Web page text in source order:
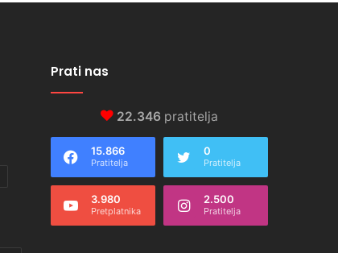
Prati nas
22.346 pratitelja
15.866
Pratitelja
0
Pratitelja
3.980
Pretplatnika
2.500
Pratitelja